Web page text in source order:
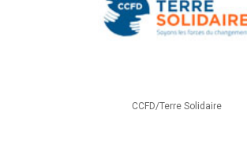
CCFD/Terre Solidaire